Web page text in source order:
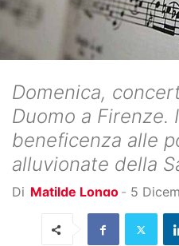
Domenica,
Duomo a Firenze.
beneficenza alle
alluvionate della
Di Matilde Longo - 5